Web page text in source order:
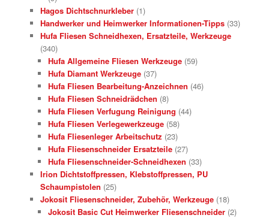
Hagos Dichtschnurkleber (1)
Handwerker und Heimwerker Informationen-Tipps (33)
Hufa Fliesen Schneidhexen, Ersatzteile, Werkzeuge
(340)
Hufa Allgemeine Fliesen Werkzeuge (59)
Hufa Diamant Werkzeuge (37)
Hufa Fliesen Bearbeitung-Anzeichnen (46)
Hufa Fliesen Schneidrädchen (8)
Hufa Fliesen Verfugung Reinigung (44)
Hufa Fliesen Verlegewerkzeuge (58)
Hufa Fliesenleger Arbeitschutz (23)
Hufa Fliesenschneider Ersatzteile (27)
Hufa Fliesenschneider-Schneidhexen (33)
Irion Dichtstoffpressen, Klebstoffpressen, PU
Schaumpistolen (25)
Jokosit Fliesenschneider, Zubehör, Werkzeuge (18)
Jokosit Basic Cut Heimwerker Fliesenschneider (2)